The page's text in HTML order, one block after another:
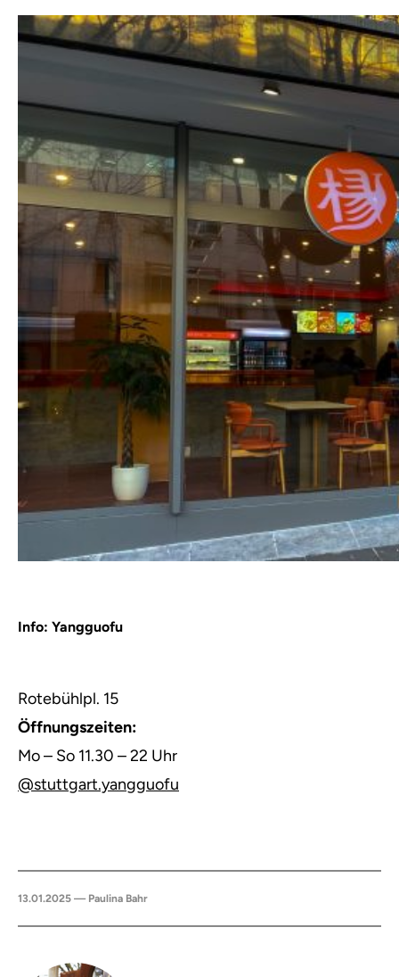
Info: Yangguofu
Rotebühlpl. 15
Öffnungszeiten:
Mo – So 11.30 – 22 Uhr
@stuttgart.yangguofu
13.01.2025 — Paulina Bahr